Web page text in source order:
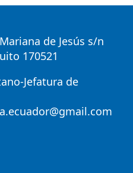
de Jesús s/n
170521
Jefatura de